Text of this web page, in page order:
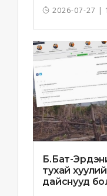
2026-07-27 |
Б.Бат-
тухай
дайснууд